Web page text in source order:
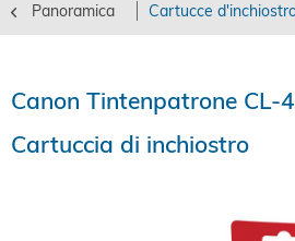
Panoramica Cartucce
Canon Tintenpatrone CL-
Cartuccia di inchiostro